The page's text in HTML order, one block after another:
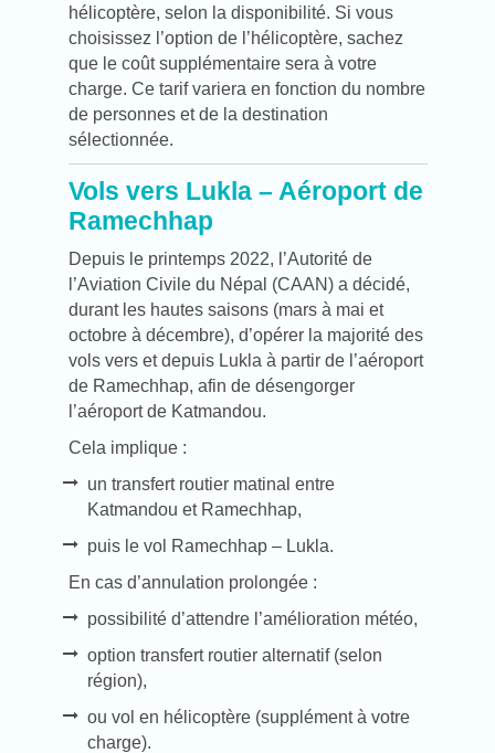
hélicoptère, selon la disponibilité. Si vous
choisissez l’option de l’hélicoptère, sachez
que le coût supplémentaire sera à votre
charge. Ce tarif variera en fonction du nombre
de personnes et de la destination
sélectionnée.
Vols vers Lukla – Aéroport de
Ramechhap
Depuis le printemps 2022, l’Autorité de
l’Aviation Civile du Népal (CAAN) a décidé,
durant les hautes saisons (mars à mai et
octobre à décembre), d’opérer la majorité des
vols vers et depuis Lukla à partir de l’aéroport
de Ramechhap, afin de désengorger
l’aéroport de Katmandou.
Cela implique :
un transfert routier matinal entre
Katmandou et Ramechhap,
puis le vol Ramechhap – Lukla.
En cas d’annulation prolongée :
possibilité d’attendre l’amélioration météo,
option transfert routier alternatif (selon
région),
ou vol en hélicoptère (supplément à votre
charge).